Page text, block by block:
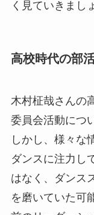
く見ていきまし
高校時代の部
木村柾哉さんの
委員会活動につ
しかし、様々な
ダンスに注力し
はなく、ダンス
を磨いていた可